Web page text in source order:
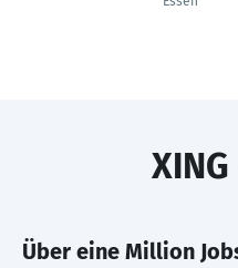
Über eine Million